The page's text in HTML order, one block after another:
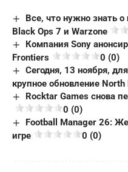
Все, что нужно знать
Black Ops 7 и Warzone
Компания Sony
Frontiers
0 (0)
Сегодня, 13 ноября,
крупное обновление North
Rocktar Games снова
0 (0)
Football Manager 26:
игре
0 (0)